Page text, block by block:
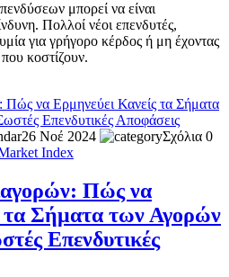
μπορεί να είναι
Πολλοί νέοι επενδυτές,
για γρήγορο κέρδος ή μη έχοντας
κοστίζουν.
26 Νοέ 2024
Σχόλια 0
Index
Πώς να
τα Σήματα των Αγορών
Επενδυτικές